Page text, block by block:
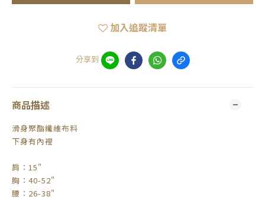
加入追蹤清單
分享到
商品描述
滑身聚酯纖維布料
下身有內裡
肩：15"
胸：40-52"
腰：26-38"